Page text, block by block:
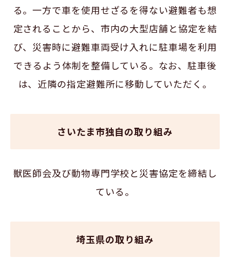
る。一方で車を使用せざるを得ない避難者も想
定されることから、市内の大型店舗と協定を結
び、災害時に避難車両受け入れに駐車場を利用
できるよう体制を整備している。なお、駐車後
は、近隣の指定避難所に移動していただく。
さいたま市独自の取り組み
獣医師会及び動物専門学校と災害協定を締結し
ている。
埼玉県の取り組み